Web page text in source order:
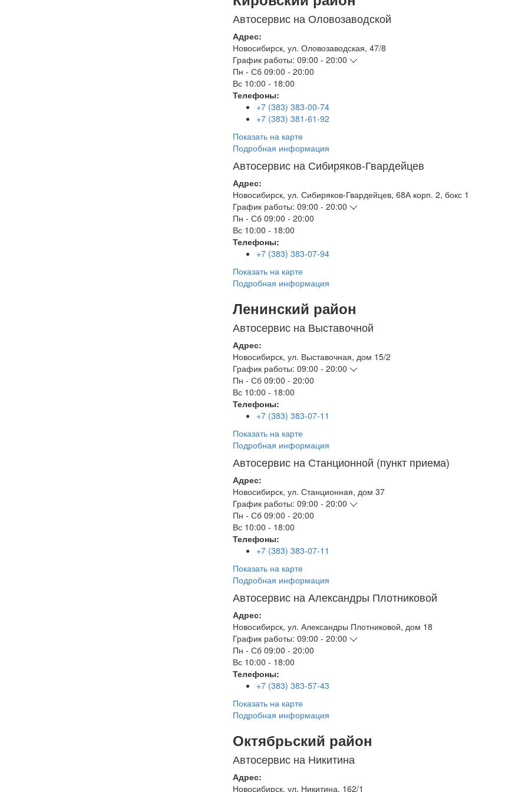
Автосервис на Оловозаводской
Адрес:
Новосибирск, ул. Оловозаводская, 47/8
График работы: 09:00 - 20:00
Пн - Сб 09:00 - 20:00
Вс 10:00 - 18:00
Телефоны:
+7 (383) 383-00-74
+7 (383) 381-61-92
Показать на карте
Подробная информация
Автосервис на Сибиряков-Гвардейцев
Адрес:
Новосибирск, ул. Сибиряков-Гвардейцев, 68А корп. 2, бокс 1
График работы: 09:00 - 20:00
Пн - Сб 09:00 - 20:00
Вс 10:00 - 18:00
Телефоны:
+7 (383) 383-07-94
Показать на карте
Подробная информация
Ленинский район
Автосервис на Выставочной
Адрес:
Новосибирск, ул. Выставочная, дом 15/2
График работы: 09:00 - 20:00
Пн - Сб 09:00 - 20:00
Вс 10:00 - 18:00
Телефоны:
+7 (383) 383-07-11
Показать на карте
Подробная информация
Автосервис на Станционной (пункт приема)
Адрес:
Новосибирск, ул. Станционная, дом 37
График работы: 09:00 - 20:00
Пн - Сб 09:00 - 20:00
Вс 10:00 - 18:00
Телефоны:
+7 (383) 383-07-11
Показать на карте
Подробная информация
Автосервис на Александры Плотниковой
Адрес:
Новосибирск, ул. Александры Плотниковой, дом 18
График работы: 09:00 - 20:00
Пн - Сб 09:00 - 20:00
Вс 10:00 - 18:00
Телефоны:
+7 (383) 383-57-43
Показать на карте
Подробная информация
Октябрьский район
Автосервис на Никитина
Адрес:
Новосибирск, ул. Никитина, 162/1